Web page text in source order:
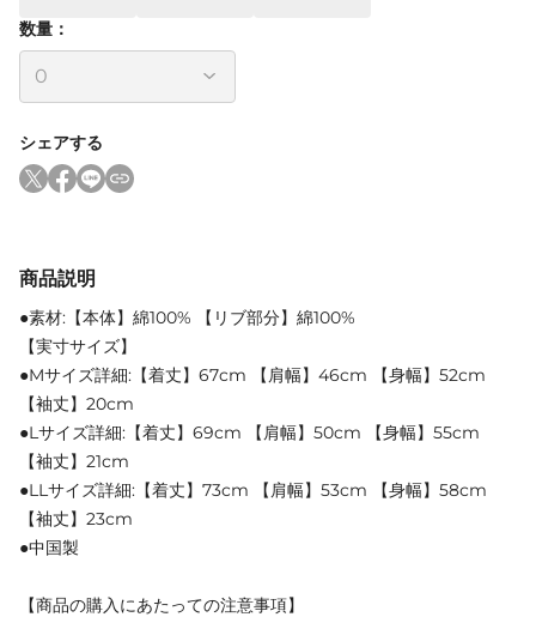
数量：
シェアする
商品説明
●素材:【本体】綿100% 【リブ部分】綿100%
【実寸サイズ】
●Mサイズ詳細:【着丈】67cm 【肩幅】46cm 【身幅】52cm
【袖丈】20cm
●Lサイズ詳細:【着丈】69cm 【肩幅】50cm 【身幅】55cm
【袖丈】21cm
●LLサイズ詳細:【着丈】73cm 【肩幅】53cm 【身幅】58cm
【袖丈】23cm
●中国製
【商品の購入にあたっての注意事項】